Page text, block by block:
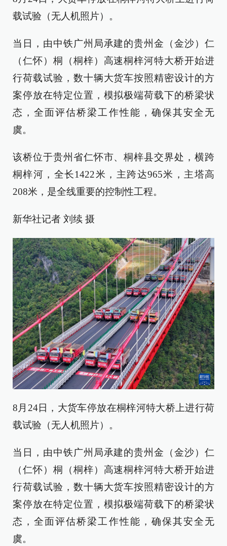
载试验（无人机照片）。
当日，由中铁广州局承建的贵州金（金沙）仁
（仁怀）桐（桐梓）高速桐梓河特大桥开始进
行荷载试验，数十辆大货车按照精密设计的方
案停放在特定位置，模拟极端荷载下的桥梁状
态，全面评估桥梁工作性能，确保其安全无
虞。
该桥位于贵州省仁怀市、桐梓县交界处，横跨
桐梓河，全长1422米，主跨达965米，主塔高
208米，是全线重要的控制性工程。
新华社记者 刘续 摄
8月24日，大货车停放在桐梓河特大桥上进行荷
载试验（无人机照片）。
当日，由中铁广州局承建的贵州金（金沙）仁
（仁怀）桐（桐梓）高速桐梓河特大桥开始进
行荷载试验，数十辆大货车按照精密设计的方
案停放在特定位置，模拟极端荷载下的桥梁状
态，全面评估桥梁工作性能，确保其安全无
虞。